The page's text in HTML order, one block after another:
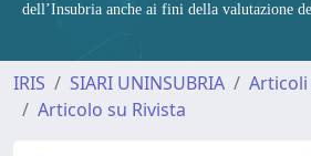
dell’Insubria anche ai fini della valutazione
IRIS SIARI UNINSUBRIA
Articoli
Articolo su Rivista